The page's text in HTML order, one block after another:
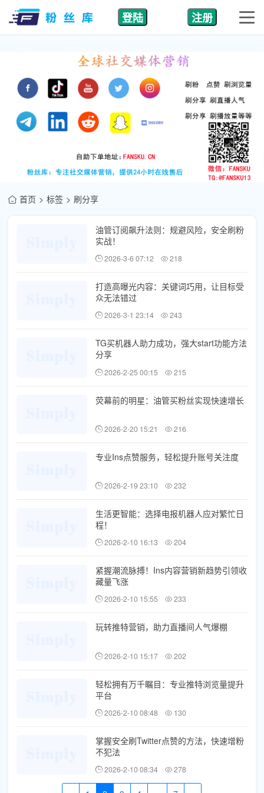
登陆 注册
首页 标签 刷分享
油管订阅飙升法则：规避风险，安全刷粉
实战！
2026-3-6 07:12 218
打造高曝光内容：关键词巧用，让目标受
众无法错过
2026-3-1 23:14 243
TG买机器人助力成功，强大start功能方法
分享
2026-2-25 00:15 215
荧幕前的明星：油管买粉丝实现快速增长
2026-2-20 15:21 216
专业Ins点赞服务，轻松提升账号关注度
2026-2-19 23:10 232
生活更智能：选择电报机器人应对繁忙日
程！
2026-2-10 16:13 204
紧握潮流脉搏！Ins内容营销新趋势引领收
藏量飞涨
2026-2-10 15:55 233
玩转推特营销，助力直播间人气爆棚
2026-2-10 15:17 202
轻松拥有万千瞩目：专业推特浏览量提升
平台
2026-2-10 08:48 130
掌握安全刷Twitter点赞的方法，快速增粉
不犯法
2026-2-10 08:34 278